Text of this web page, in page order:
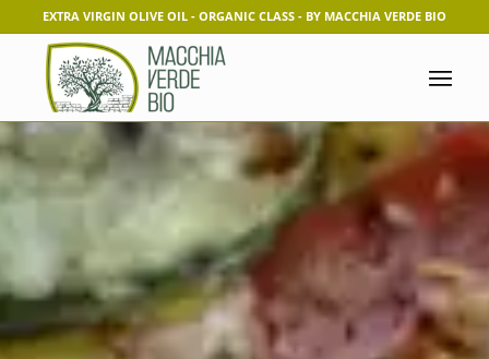
EXTRA VIRGIN OLIVE OIL - ORGANIC CLASS - BY MACCHIA VERDE BIO